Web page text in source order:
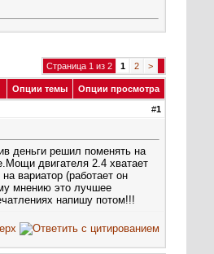
Страница 1 из 2 1 2 >
Опции темы Опции просмотра
#1
деньги решил поменять на
двигателя 2.4 хватает
вариатор (работает он
мнению это лучшее
напишу потом!!!